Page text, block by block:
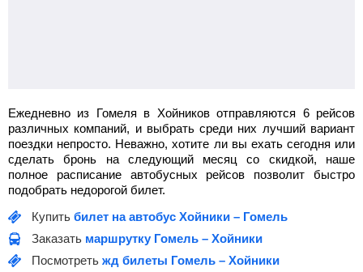
Ежедневно из Гомеля в Хойников отправляются 6 рейсов
различных компаний, и выбрать среди них лучший вариант
поездки непросто. Неважно, хотите ли вы ехать сегодня или
сделать бронь на следующий месяц со скидкой, наше
полное расписание автобусных рейсов позволит быстро
подобрать недорогой билет.
Купить билет на автобус Хойники – Гомель
Заказать маршрутку Гомель – Хойники
Посмотреть жд билеты Гомель – Хойники